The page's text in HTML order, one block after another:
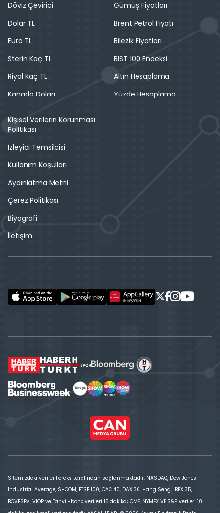
Döviz Çevirici
Dolar TL
Euro TL
Sterin Kaç TL
Riyal Kaç TL
Kanada Doları
Gümüş Fiyatları
Brent Petrol Fiyatı
Bilezik Fiyatları
BIST 100 Endeksi
Altın Hesaplama
Yüzde Hesaplama
Kişisel Verilerin Korunması
Politikası
İzleyici Temsilcisi
Kullanım Koşulları
Aydınlatma Metni
Çerez Politikası
Biyografi
İletişim
Sitemizdeki veriler Foreks tarafından sağlanmaktadır. NASDAQ, Dow Jones
Industrial Average, SHCOM, FTSE 100, CAC 40, DAX 30, Hang Seng, IBEX 35,
BOVESPA, VİOP ve Tahvil-bono verileri 15 dakika; CME, NYMEX VE S&P verileri 10